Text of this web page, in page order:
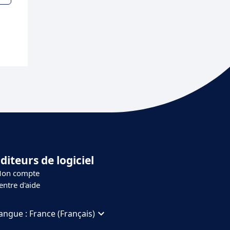
de logiciel
compte
d'aide
: France (Français)